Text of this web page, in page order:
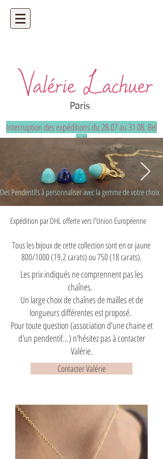
Artisan bijoutier - bijoux précieux et
uniques sur mesure
Paris
Interruption des expéditions du 28.07 au 31 08. Bel
été!
Shipments will be suspended from July 28 through
August 31. Have a great summer!
Des Pendentifs à personnaliser avec la gemme de votre choix
Expédition par DHL offerte vers l'Union Européenne
Tous les bijoux de cette collection sont en or jaune
800/1000 (19,2 carats) ou 750 (18 carats).
Les prix indiqués ne comprennent pas les
chaînes.
Un large choix de chaînes de mailles et de
longueurs différentes est proposé.
Pour toute question (association d'une chaine et
d'un pendentif...) n'hésitez pas à contacter
Valérie.
Contacter Valérie